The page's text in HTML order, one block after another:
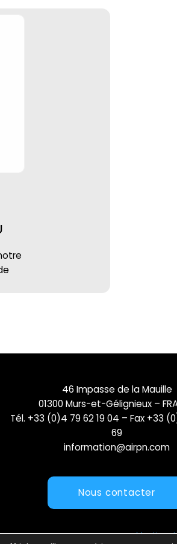
46 Impasse de la Mauille
01300 Murs-et-Gélignieux –
Tél. +33 (0)4 79 62 19 04 – Fax +33
69
information@airpn.com
Nous contacter
Mentions